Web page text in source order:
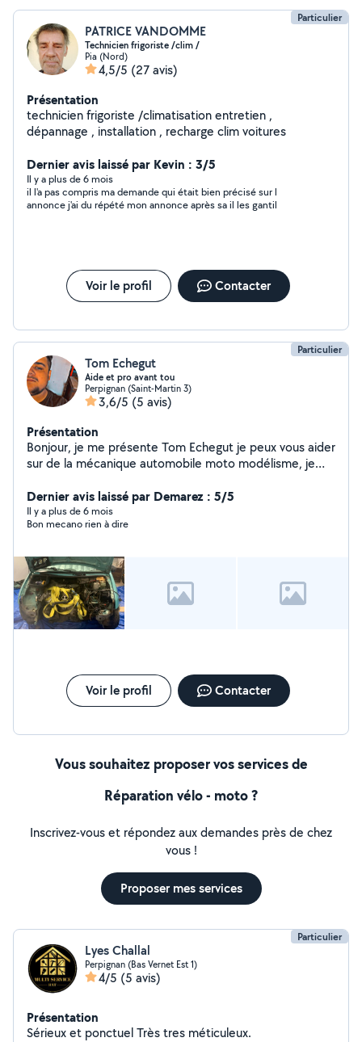
Particulier
PATRICE VANDOMME
Technicien frigoriste /clim /
Pia (Nord)
4,5/5 (27 avis)
Présentation
technicien frigoriste /climatisation entretien ,
dépannage , installation , recharge clim voitures
Dernier avis laissé par Kevin : 3/5
Il y a plus de 6 mois
il l'a pas compris ma demande qui était bien précisé sur l
annonce j'ai du répété mon annonce après sa il les gantil
Voir le profil Contacter
Particulier
Tom Echegut
Aide et pro avant tou
Perpignan (Saint-Martin 3)
3,6/5 (5 avis)
Présentation
Bonjour, je me présente Tom Echegut je peux vous aider
sur de la mécanique automobile moto modélisme, je
informatique, domotique, et installation et
configuration. Je fait aussi de la maçonnerie et du
carrelage je touche un peu à l'électricité.
Dernier avis laissé par Demarez : 5/5
Il y a plus de 6 mois
Bon mecano rien à dire
Voir le profil Contacter
Vous souhaitez proposer vos services de
Réparation vélo - moto ?
Inscrivez-vous et répondez aux demandes près de chez
vous !
Proposer mes services
Particulier
Lyes Challal
Perpignan (Bas Vernet Est 1)
4/5 (5 avis)
Présentation
Sérieux et ponctuel Très tres méticuleux.